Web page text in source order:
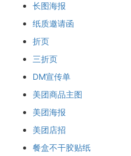
长图海报
纸质邀请函
折页
三折页
DM宣传单
美团商品主图
美团海报
美团店招
餐盒不干胶贴纸